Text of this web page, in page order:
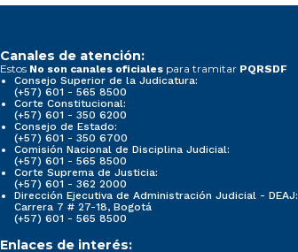
Canales de atención:
Estos No son canales oficiales para tramitar PQRSDF
Consejo Superior de la Judicatura:
(+57) 601 - 565 8500
Corte Constitucional:
(+57) 601 - 350 6200
Consejo de Estado:
(+57) 601 - 350 6700
Comisión Nacional de Disciplina Judicial:
(+57) 601 - 565 8500
Corte Suprema de Justicia:
(+57) 601 - 362 2000
Dirección Ejecutiva de Administración Judicial - DEAJ:
Carrera 7 # 27-18, Bogotá
(+57) 601 - 565 8500
Enlaces de interés: